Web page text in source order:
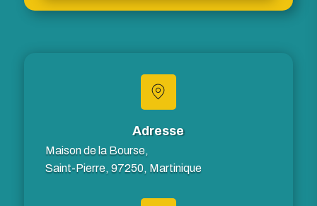
Adresse
Maison de la Bourse,
Saint-Pierre, 97250, Martinique